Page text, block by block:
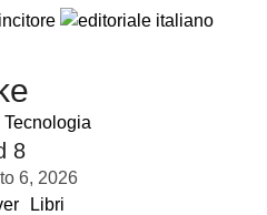
Tecnologia
8
6, 2026
Libri